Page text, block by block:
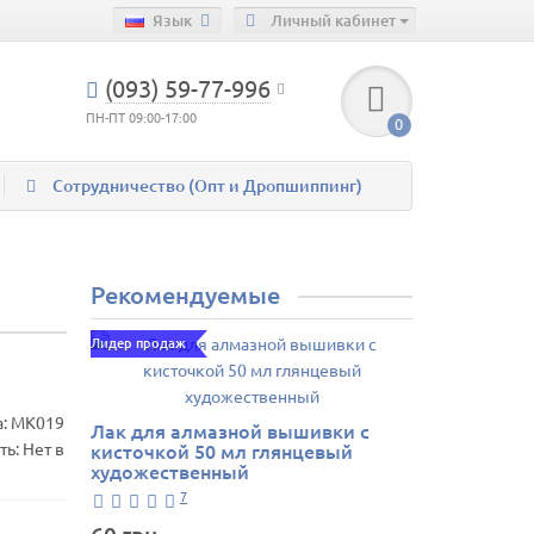
Личный кабинет
Язык
(093) 59-77-996
ПН-ПТ 09:00-17:00 0
Сотрудничество (Опт и Дропшиппинг)
MK019
Нет в
Рекомендуемые
Лидер продаж
Лак для алмазной вышивки с
кисточкой 50 мл глянцевый
художественный
7